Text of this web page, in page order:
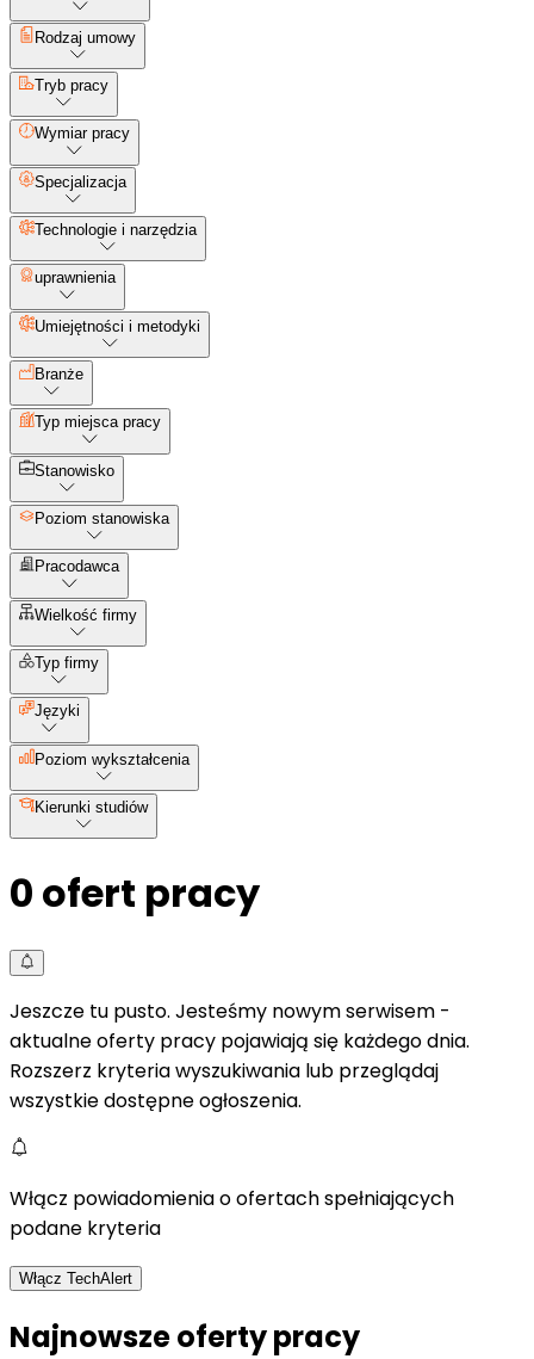
Rodzaj umowy
Tryb pracy
Wymiar pracy
Specjalizacja
Technologie i narzędzia
uprawnienia
Umiejętności i metodyki
Branże
Typ miejsca pracy
Stanowisko
Poziom stanowiska
Pracodawca
Wielkość firmy
Typ firmy
Języki
Poziom wykształcenia
Kierunki studiów
0 ofert pracy
Jeszcze tu pusto. Jesteśmy nowym serwisem -
aktualne oferty pracy pojawiają się każdego dnia.
Rozszerz kryteria wyszukiwania lub przeglądaj
wszystkie dostępne ogłoszenia.
Włącz powiadomienia o ofertach spełniających
podane kryteria
Włącz TechAlert
Najnowsze oferty pracy